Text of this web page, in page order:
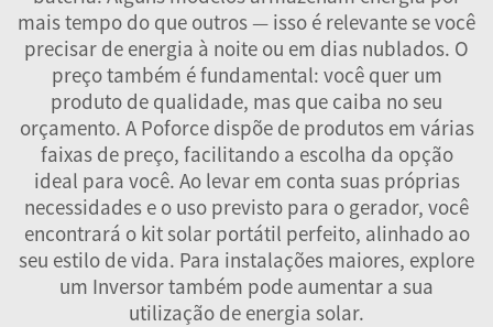
mais tempo do que outros — isso é relevante se você
precisar de energia à noite ou em dias nublados. O
preço também é fundamental: você quer um
produto de qualidade, mas que caiba no seu
orçamento. A Poforce dispõe de produtos em várias
faixas de preço, facilitando a escolha da opção
ideal para você. Ao levar em conta suas próprias
necessidades e o uso previsto para o gerador, você
encontrará o kit solar portátil perfeito, alinhado ao
seu estilo de vida. Para instalações maiores, explore
um Inversortambém pode aumentar a sua
utilização de energia solar.